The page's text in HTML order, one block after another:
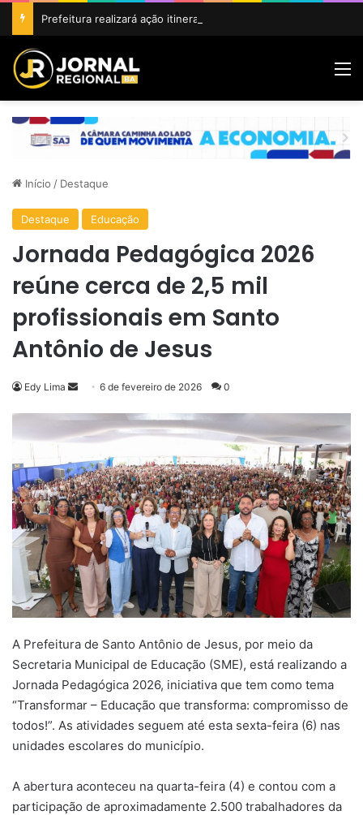
Início / Destaque
Destaque Educação
Jornada Pedagógica 2026
reúne cerca de 2,5 mil
profissionais em Santo
Antônio de Jesus
Edy Lima
Mande
mail
6 de fevereiro de 2026 0
A Prefeitura de Santo Antônio de Jesus, por meio da
Secretaria Municipal de Educação (SME), está realizando a
Jornada Pedagógica 2026, iniciativa que tem como tema
“Transformar – Educação que transforma: compromisso de
todos!”. As atividades seguem até esta sexta-feira (6) nas
unidades escolares do município.
A abertura aconteceu na quarta-feira (4) e contou com a
participação de aproximadamente 2.500 trabalhadores da